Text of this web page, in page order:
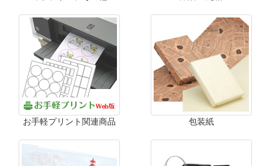
お手軽プリント関連商品 包装紙